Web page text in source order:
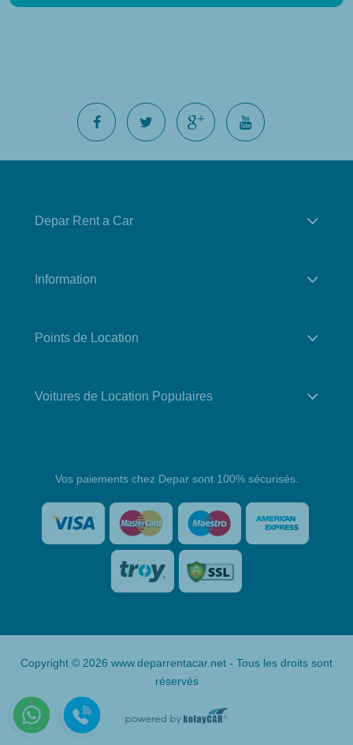
Depar Rent a Car
Information
Points de Location
Voitures de Location Populaires
Vos paiements chez Depar sont 100% sécurisés.
Copyright © 2026 www.deparrentacar.net - Tous les droits sont
réservés